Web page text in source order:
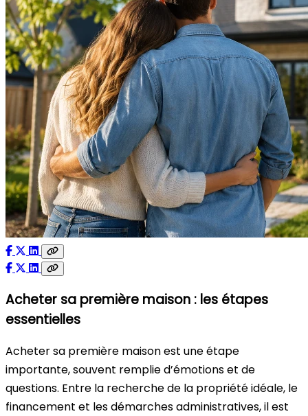
Acheter sa première maison : les étapes
essentielles
Acheter sa première maison est une étape
importante, souvent remplie d’émotions et de
questions. Entre la recherche de la propriété idéale, le
financement et les démarches administratives, il est